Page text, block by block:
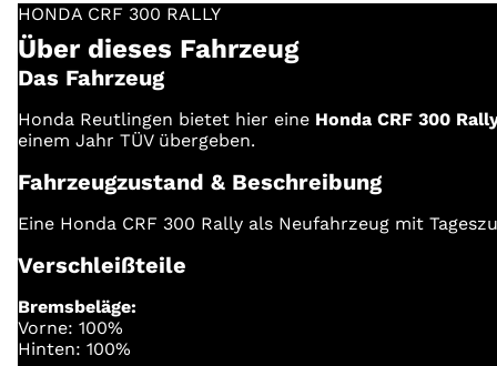
HONDA CRF 300 RALLY
Über dieses Fahrzeug
Das Fahrzeug
Honda Reutlingen bietet hier eine Honda CRF 300
einem Jahr TÜV übergeben.
Fahrzeugzustand & Beschreibung
Eine Honda CRF 300 Rally als Neufahrzeug mit
Verschleißteile
Bremsbeläge:
Vorne: 100%
Hinten: 100%